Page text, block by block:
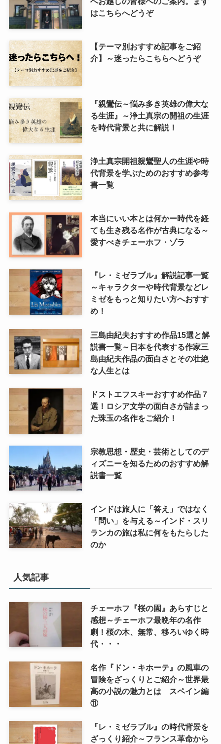
はこちらへどうぞ
【テーマ別おすすめ記事をご紹
介】～迷ったらこちらへどうぞ
『親鸞伝～悩み多き英雄の偉大な
る生涯』～浄土真宗の開祖の生涯
を時代背景と共に解説！
浄土真宗開祖親鸞聖人の生涯や時
代背景を学ぶためのおすすめ参考
書一覧
本当にいい本とは何かー時代を経
ても生き残る名作が古典になる～
愛すべきチェーホフ・ゾラ
『レ・ミゼラブル』解説記事一覧
～キャラクターや時代背景などレ
ミゼをもっと知りたい方へおすす
め！
三島由紀夫おすすめ作品15選と解
説書一覧～日本を代表する作家三
島由紀夫作品の面白さとその壮絶
な人生とは
ドストエフスキーおすすめ作品７
選！ロシア文学の面白さが詰まっ
た珠玉の名作をご紹介！
宗教思想・歴史・芸術としてのデ
ィズニーを知るためのおすすめ解
説書一覧
インドは旅人に「答え」ではなく
「問い」を与える～インド・スリ
ランカの旅は私に何をもたらした
のか
人気記事
チェーホフ『桜の園』あらすじと
感想～チェーホフ最晩年の名作
劇！桜の木、無常、移ろいゆく時
代・・・
名作『ドン・キホーテ』の風車の
冒険をざっくりとご紹介～世界最
高の小説の魅力とは スペイン編
⑪
『レ・ミゼラブル』の時代背景を
ざっくり紹介～フランス革命から